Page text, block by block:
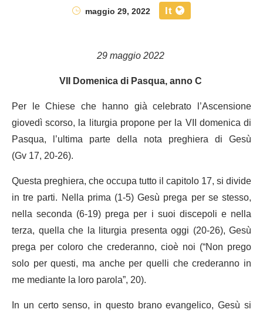
maggio 29, 2022
It
29 maggio 2022
VII Domenica di Pasqua, anno C
Per le Chiese che hanno già celebrato l’Ascensione
giovedì scorso, la liturgia propone per la VII domenica di
Pasqua, l’ultima parte della nota preghiera di Gesù
(Gv 17, 20-26).
Questa preghiera, che occupa tutto il capitolo 17, si divide
in tre parti. Nella prima (1-5) Gesù prega per se stesso,
nella seconda (6-19) prega per i suoi discepoli e nella
terza, quella che la liturgia presenta oggi (20-26), Gesù
prega per coloro che crederanno, cioè noi (“Non prego
solo per questi, ma anche per quelli che crederanno in
me mediante la loro parola”, 20).
In un certo senso, in questo brano evangelico, Gesù si